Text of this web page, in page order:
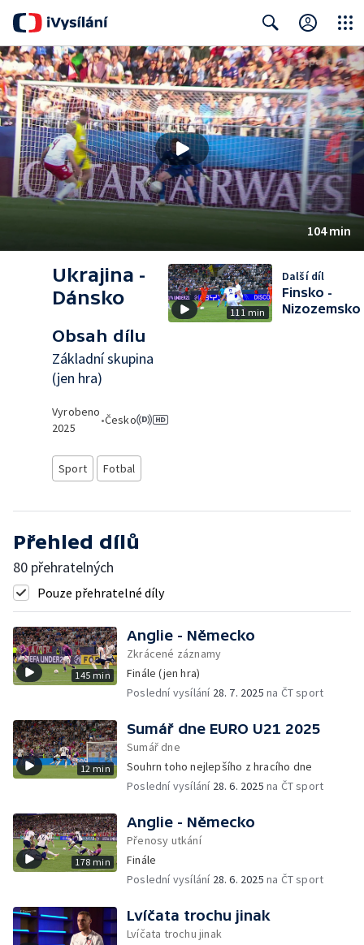
Search Close
104 min
Ukrajina -
Dánsko
Obsah dílu
Základní skupina
(jen hra)
Vyrobeno
2025
•Česko
Sport Fotbal
111 min
Další díl
Finsko -
Nizozemsko
Přehled dílů
80 přehratelných
Pouze přehratelné díly
145 min
Anglie - Německo
Zkrácené záznamy
Finále (jen hra)
Poslední vysílání 28. 7. 2025 na ČT sport
12 min
Sumář dne EURO U21 2025
Sumář dne
Souhrn toho nejlepšího z hracího dne
Poslední vysílání 28. 6. 2025 na ČT sport
178 min
Anglie - Německo
Přenosy utkání
Finále
Poslední vysílání 28. 6. 2025 na ČT sport
Lvíčata trochu jinak
Lvíčata trochu jinak